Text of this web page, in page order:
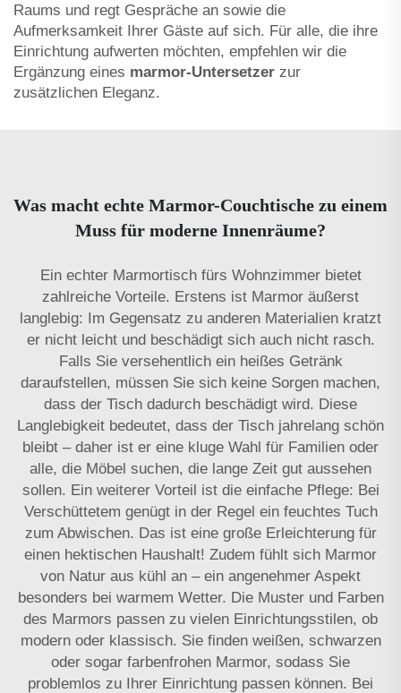
Raums und regt Gespräche an sowie die
Aufmerksamkeit Ihrer Gäste auf sich. Für alle, die ihre
Einrichtung aufwerten möchten, empfehlen wir die
Ergänzung eines marmor-Untersetzer zur
zusätzlichen Eleganz.
Was macht echte Marmor-Couchtische zu einem
Muss für moderne Innenräume?
Ein echter Marmortisch fürs Wohnzimmer bietet
zahlreiche Vorteile. Erstens ist Marmor äußerst
langlebig: Im Gegensatz zu anderen Materialien kratzt
er nicht leicht und beschädigt sich auch nicht rasch.
Falls Sie versehentlich ein heißes Getränk
daraufstellen, müssen Sie sich keine Sorgen machen,
dass der Tisch dadurch beschädigt wird. Diese
Langlebigkeit bedeutet, dass der Tisch jahrelang schön
bleibt – daher ist er eine kluge Wahl für Familien oder
alle, die Möbel suchen, die lange Zeit gut aussehen
sollen. Ein weiterer Vorteil ist die einfache Pflege: Bei
Verschüttetem genügt in der Regel ein feuchtes Tuch
zum Abwischen. Das ist eine große Erleichterung für
einen hektischen Haushalt! Zudem fühlt sich Marmor
von Natur aus kühl an – ein angenehmer Aspekt
besonders bei warmem Wetter. Die Muster und Farben
des Marmors passen zu vielen Einrichtungsstilen, ob
modern oder klassisch. Sie finden weißen, schwarzen
oder sogar farbenfrohen Marmor, sodass Sie
problemlos zu Ihrer Einrichtung passen können. Bei